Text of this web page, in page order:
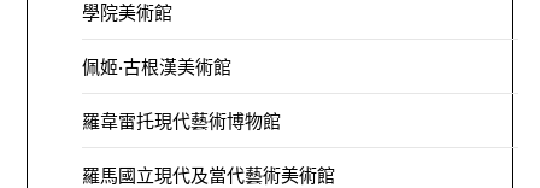
學院美術館
佩姬·古根漢美術館
羅韋雷托現代藝術博物館
羅馬國立現代及當代藝術美術館